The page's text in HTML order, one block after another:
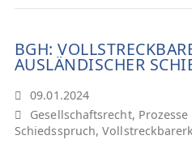
BGH:
AUSLÄNDISCHER
09.01.2024
Gesellschaftsrecht,
Schiedsspruch,